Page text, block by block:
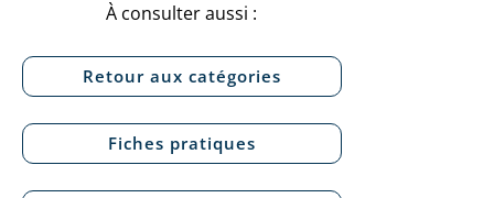
À consulter aussi :
Retour aux catégories
Fiches pratiques